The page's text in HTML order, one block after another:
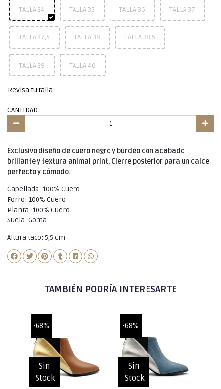
TALLA 34
TALLA 35 TALLA 36 TALLA 37
TALLA 37,5 TALLA 38 TALLA 38,5
TALLA 39 TALLA 40
Revisa tu talla
CANTIDAD
Exclusivo diseño de cuero negro y burdeo con acabado
brillante y textura animal print. Cierre posterior para un calce
perfecto y cómodo.
Capellada: 100% Cuero
Forro: 100% Cuero
Planta: 100% Cuero
Suela: Goma
Altura taco: 5,5 cm
TAMBIÉN PODRÍA INTERESARTE
-68%
Sin
Stock
-68%
Sin
Stock